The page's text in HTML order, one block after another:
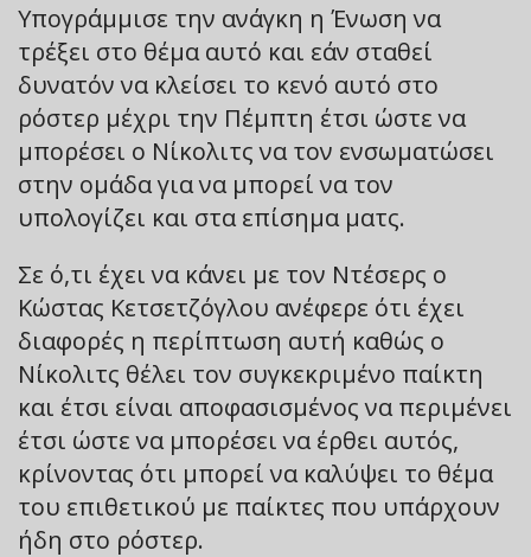
Υπογράμμισε την ανάγκη η Ένωση να
τρέξει στο θέμα αυτό και εάν σταθεί
δυνατόν να κλείσει το κενό αυτό στο
ρόστερ μέχρι την Πέμπτη έτσι ώστε να
μπορέσει ο Νίκολιτς να τον ενσωματώσει
στην ομάδα για να μπορεί να τον
υπολογίζει και στα επίσημα ματς.
Σε ό,τι έχει να κάνει με τον Ντέσερς ο
Κώστας Κετσετζόγλου ανέφερε ότι έχει
διαφορές η περίπτωση αυτή καθώς ο
Νίκολιτς θέλει τον συγκεκριμένο παίκτη
και έτσι είναι αποφασισμένος να περιμένει
έτσι ώστε να μπορέσει να έρθει αυτός,
κρίνοντας ότι μπορεί να καλύψει το θέμα
του επιθετικού με παίκτες που υπάρχουν
ήδη στο ρόστερ.